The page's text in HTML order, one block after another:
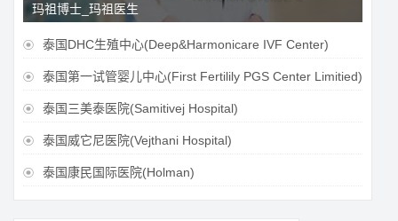
玛祖博士_玛祖医生
 泰国DHC生殖中心(Deep&Harmonicare IVF Center)
 泰国第一试管婴儿中心(First Fertilily PGS Center Limitied)
 泰国三美泰医院(Samitivej Hospital)
 泰国威它尼医院(Vejthani Hospital)
 泰国康民国际医院(Holman)